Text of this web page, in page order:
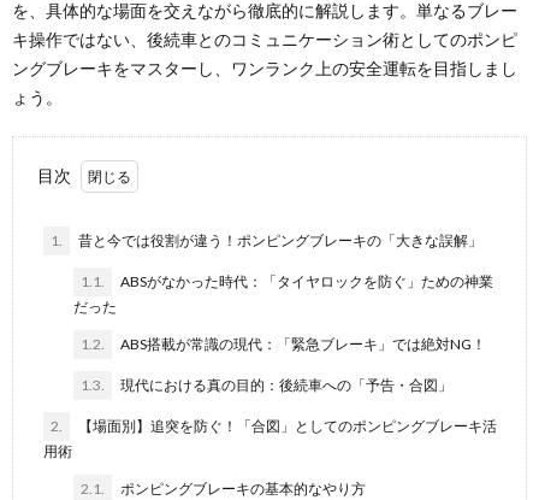
を、具体的な場面を交えながら徹底的に解説します。単なるブレー
キ操作ではない、後続車とのコミュニケーション術としてのポンピ
ングブレーキをマスターし、ワンランク上の安全運転を目指しまし
ょう。
目次
1. 昔と今では役割が違う！ポンピングブレーキの「大きな誤解」
1.1.
ABSがなかった時代：「タイヤロックを防ぐ」ための神業
だった
1.2. ABS搭載が常識の現代：「緊急ブレーキ」では絶対NG！
1.3. 現代における真の目的：後続車への「予告・合図」
2.
【場面別】追突を防ぐ！「合図」としてのポンピングブレーキ活
用術
2.1. ポンピングブレーキの基本的なやり方